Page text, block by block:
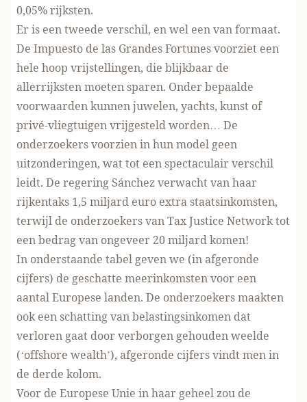
0,05% rijksten.
Er is een tweede verschil, en wel een van formaat.
De Impuesto de las Grandes Fortunes voorziet een
hele hoop vrijstellingen, die blijkbaar de
allerrijksten moeten sparen. Onder bepaalde
voorwaarden kunnen juwelen, yachts, kunst of
privé-vliegtuigen vrijgesteld worden… De
onderzoekers voorzien in hun model geen
uitzonderingen, wat tot een spectaculair verschil
leidt. De regering Sánchez verwacht van haar
rijkentaks 1,5 miljard euro extra staatsinkomsten,
terwijl de onderzoekers van Tax Justice Network tot
een bedrag van ongeveer 20 miljard komen!
In onderstaande tabel geven we (in afgeronde
cijfers) de geschatte meerinkomsten voor een
aantal Europese landen. De onderzoekers maakten
ook een schatting van belastingsinkomen dat
verloren gaat door verborgen gehouden weelde
(‘offshore wealth’), afgeronde cijfers vindt men in
de derde kolom.
Voor de Europese Unie in haar geheel zou de